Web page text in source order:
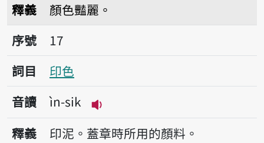
釋義
顏色豔麗。
序號17印色
序號
17
詞目
印色
音讀
ìn-sik
播放音讀ìn-sik
釋義
印泥。蓋章時所用的顏料。